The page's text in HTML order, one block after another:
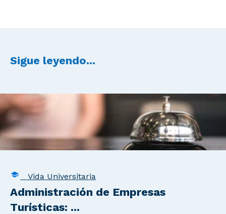
Sigue leyendo...
Vida Universitaria
Administración de Empresas
Turísticas: ...